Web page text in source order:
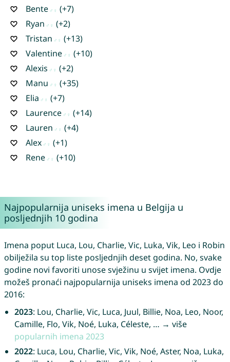
Bente
(+7)
Ryan
(+2)
Tristan
(+13)
Valentine
(+10)
Alexis
(+2)
Manu
(+35)
Elia
(+7)
Laurence
(+14)
Lauren
(+4)
Alex
(+1)
Rene
(+10)
Najpopularnija uniseks imena u Belgija u
posljednjih 10 godina
Imena poput Luca, Lou, Charlie, Vic, Luka, Vik, Leo i Robin
obilježila su top liste posljednjih deset godina. No, svake
godine novi favoriti unose svježinu u svijet imena. Ovdje
možeš pronaći najpopularnija uniseks imena od 2023 do
2016:
2023: Lou, Charlie, Vic, Luca, Juul, Billie, Noa, Leo, Noor,
Camille, Flo, Vik, Noé, Luka, Céleste, … → više
popularnih imena 2023
2022: Luca, Lou, Charlie, Vic, Vik, Noé, Aster, Noa, Luka,